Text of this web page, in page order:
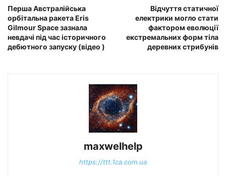
Перша Австралійська
орбітальна ракета Eris
Gilmour Space зазнала
невдачі під час історичного
дебютного запуску (відео )
Відчуття статичної
електрики могло стати
фактором еволюції
екстремальних форм тіла
деревних стрибунів
maxwelhelp
https://ttt.1ca.com.ua